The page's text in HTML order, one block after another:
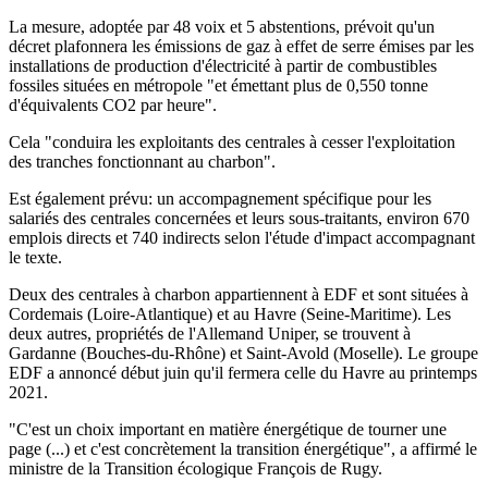
La mesure, adoptée par 48 voix et 5 abstentions, prévoit qu'un
décret plafonnera les émissions de gaz à effet de serre émises par les
installations de production d'électricité à partir de combustibles
fossiles situées en métropole "et émettant plus de 0,550 tonne
d'équivalents CO2 par heure".
Cela "conduira les exploitants des centrales à cesser l'exploitation
des tranches fonctionnant au charbon".
Est également prévu: un accompagnement spécifique pour les
salariés des centrales concernées et leurs sous-traitants, environ 670
emplois directs et 740 indirects selon l'étude d'impact accompagnant
le texte.
Deux des centrales à charbon appartiennent à EDF et sont situées à
Cordemais (Loire-Atlantique) et au Havre (Seine-Maritime). Les
deux autres, propriétés de l'Allemand Uniper, se trouvent à
Gardanne (Bouches-du-Rhône) et Saint-Avold (Moselle). Le groupe
EDF a annoncé début juin qu'il fermera celle du Havre au printemps
2021.
"C'est un choix important en matière énergétique de tourner une
page (...) et c'est concrètement la transition énergétique", a affirmé le
ministre de la Transition écologique François de Rugy.